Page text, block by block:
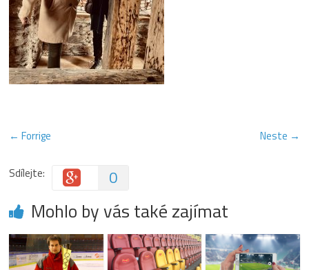
← Forrige Neste →
Sdílejte: 0
Mohlo by vás také zajímat